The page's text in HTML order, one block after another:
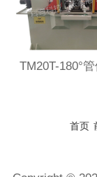
TM20T-180°
首页